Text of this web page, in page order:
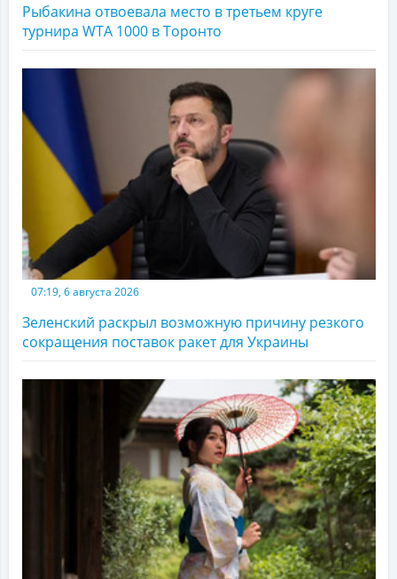
Рыбакина отвоевала место в третьем круге
турнира WTA 1000 в Торонто
07:19, 6 августа 2026
Зеленский раскрыл возможную причину резкого
сокращения поставок ракет для Украины